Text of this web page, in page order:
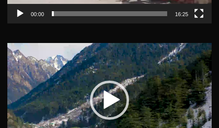
00:00 16:25
Video
Player